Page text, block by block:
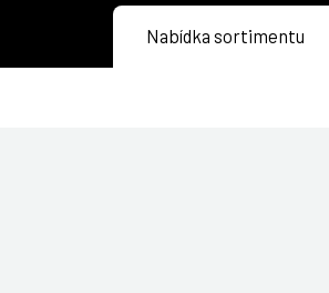
Nabídka sortimentu